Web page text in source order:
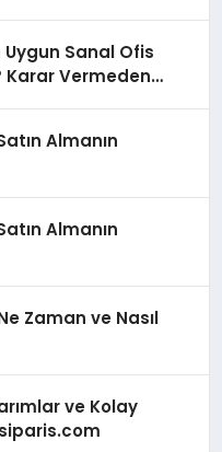
Uygun Sanal Ofis
Karar Vermeden
Almanın
Almanın
Zaman ve Nasıl
ve Kolay